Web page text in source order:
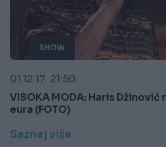
SHOW
01.12.17. 21:50
VISOKA MODA: Haris
eura (FOTO)
Saznaj više